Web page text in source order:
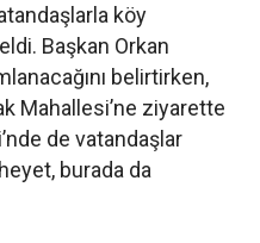
köy
Başkan Orkan
belirtirken,
Mahallesi’ne ziyarette
de vatandaşlar
burada da